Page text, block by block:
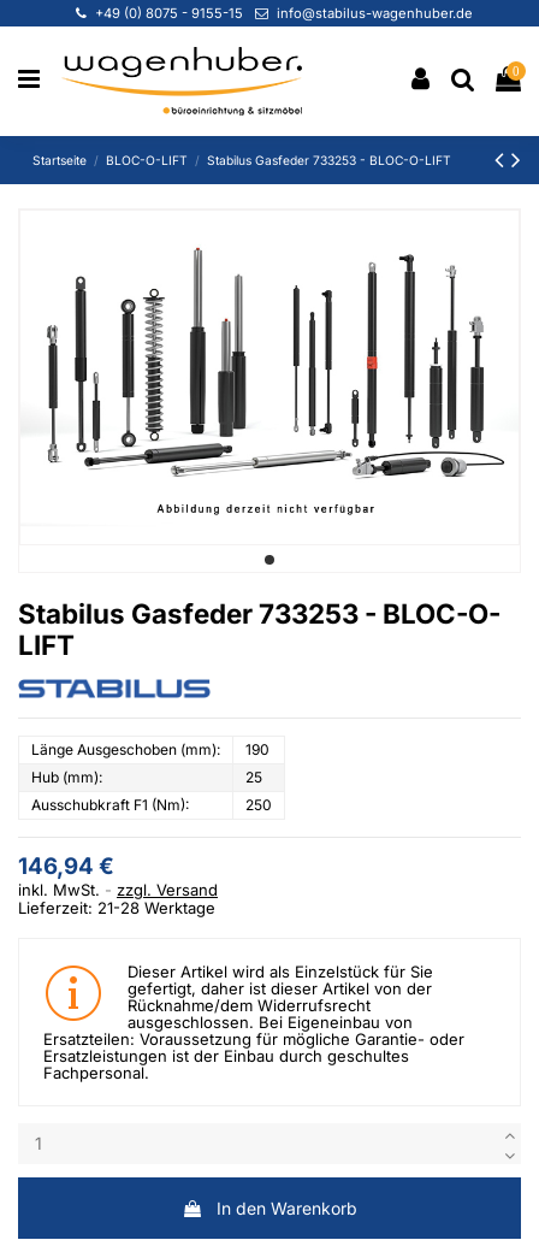
+49 (0) 8075 - 9155-15 info@stabilus-wagenhuber.de
0
Startseite BLOC-O-LIFT Stabilus Gasfeder 733253 - BLOC-O-LIFT
Stabilus Gasfeder 733253 - BLOC-O-
LIFT
Länge Ausgeschoben (mm):
190
Hub (mm):
25
Ausschubkraft F1 (Nm):
250
146,94 €
inkl. MwSt.
zzgl. Versand
Lieferzeit: 21-28 Werktage
Dieser Artikel wird als Einzelstück für Sie
gefertigt, daher ist dieser Artikel von der
Rücknahme/dem Widerrufsrecht
ausgeschlossen. Bei Eigeneinbau von
Ersatzteilen: Voraussetzung für mögliche Garantie- oder
Ersatzleistungen ist der Einbau durch geschultes
Fachpersonal.
In den Warenkorb